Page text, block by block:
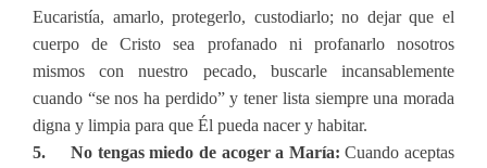
Eucaristía, amarlo, protegerlo, custodiarlo; no dejar que el
cuerpo de Cristo sea profanado ni profanarlo nosotros
mismos con nuestro pecado, buscarle incansablemente
cuando “se nos ha perdido” y tener lista siempre una morada
digna y limpia para que Él pueda nacer y habitar.
5. No tengas miedo de acoger a María:Cuando aceptas